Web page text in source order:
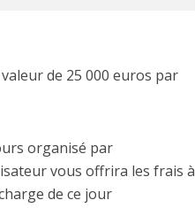
de 25 000 euros par
organisé par
vous offrira les frais à
de ce jour